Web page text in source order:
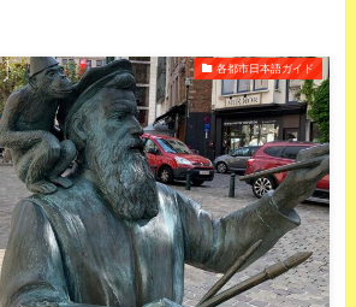
各都市日本語ガイド